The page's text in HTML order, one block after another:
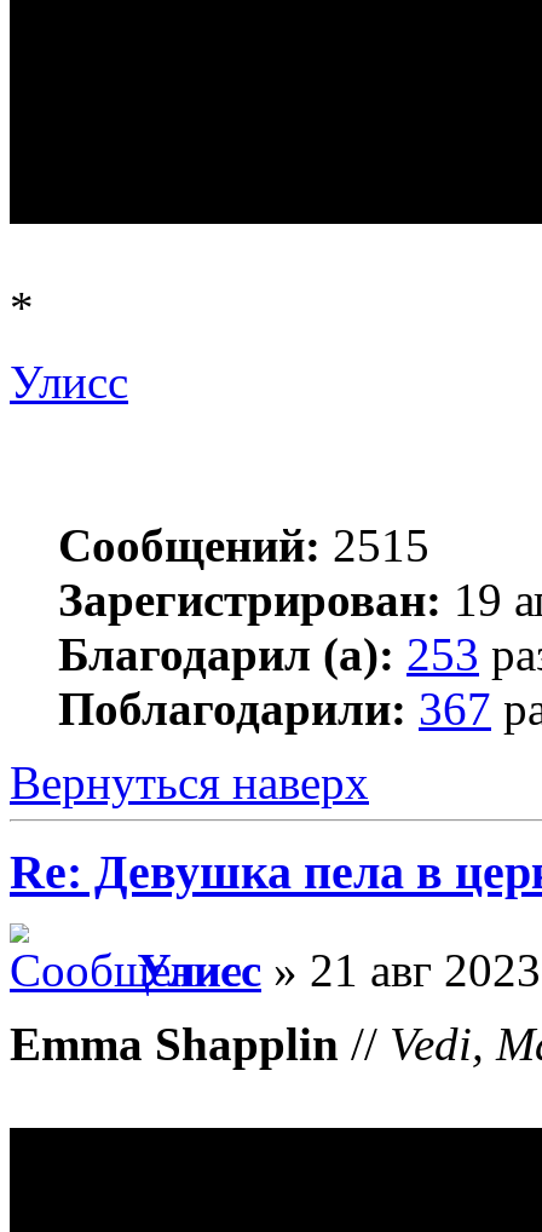
*
Улисс
Сообщений: 2515
Зарегистрирован: 19
Благодарил (а): 253
Поблагодарили: 367
Вернуться наверх
Re: Девушка пела в
Улисс » 21 авг
Emma Shapplin // Vedi,